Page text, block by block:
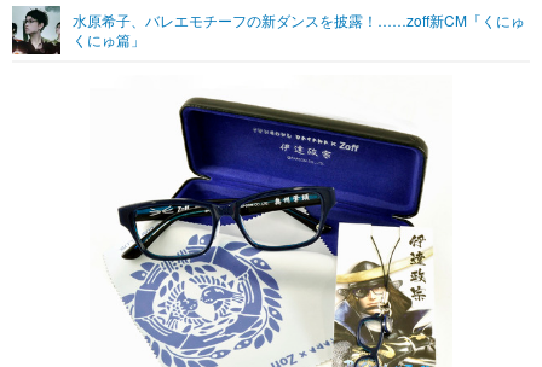
ショッピング その他
水原希子、バレエモチーフの新ダンスを披露！……zoff新CM「くにゅ
くにゅ篇」